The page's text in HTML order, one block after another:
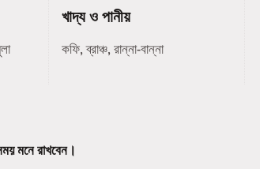
খাদ্য ও পানীয়
কফি, ব্রাঞ্চ, রান্না-বান্না
মনে রাখবেন।